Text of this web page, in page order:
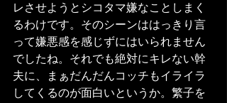
レさせようとシコタマ嫌なことしまく
るわけです。そのシーンははっきり言
って嫌悪感を感じずにはいられません
でしたね。それでも絶対にキレない幹
夫に、まぁだんだんコッチもイライラ
してくるのが面白いというか。繁子を